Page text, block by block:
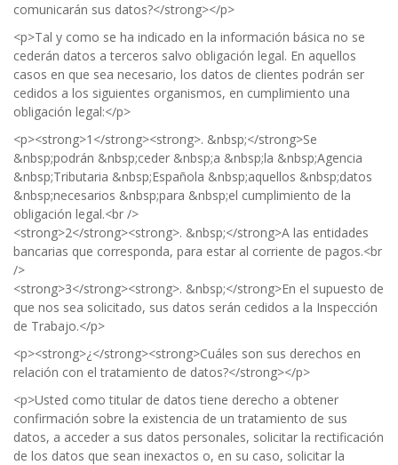
comunicarán sus datos?</strong></p>
<p>Tal y como se ha indicado en la información básica no se
cederán datos a terceros salvo obligación legal. En aquellos
casos en que sea necesario, los datos de clientes podrán ser
cedidos a los siguientes organismos, en cumplimiento una
obligación legal:</p>
<p><strong>1</strong><strong>. &nbsp;</strong>Se
&nbsp;podrán &nbsp;ceder &nbsp;a &nbsp;la &nbsp;Agencia
&nbsp;Tributaria &nbsp;Española &nbsp;aquellos &nbsp;datos
&nbsp;necesarios &nbsp;para &nbsp;el cumplimiento de la
obligación legal.<br />
<strong>2</strong><strong>. &nbsp;</strong>A las entidades
bancarias que corresponda, para estar al corriente de pagos.<br
/>
<strong>3</strong><strong>. &nbsp;</strong>En el supuesto de
que nos sea solicitado, sus datos serán cedidos a la Inspección
de Trabajo.</p>
<p><strong>¿</strong><strong>Cuáles son sus derechos en
relación con el tratamiento de datos?</strong></p>
<p>Usted como titular de datos tiene derecho a obtener
confirmación sobre la existencia de un tratamiento de sus
datos, a acceder a sus datos personales, solicitar la rectificación
de los datos que sean inexactos o, en su caso, solicitar la